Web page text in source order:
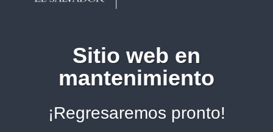
Sitio web en
mantenimiento
¡Regresaremos pronto!